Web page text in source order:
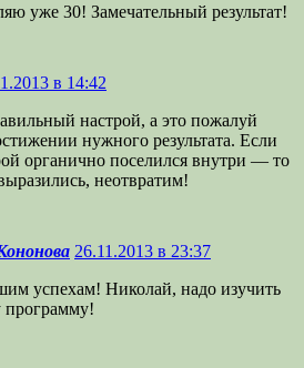
уже 30! Замечательный результат!
в 14:42
настрой, а это пожалуй
нужного результата. Если
органично поселился внутри — то
неотвратим!
26.11.2013 в 23:37
успехам! Николай, надо изучить
программу!